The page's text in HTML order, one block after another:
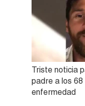
Triste noticia
padre a los
enfermedad